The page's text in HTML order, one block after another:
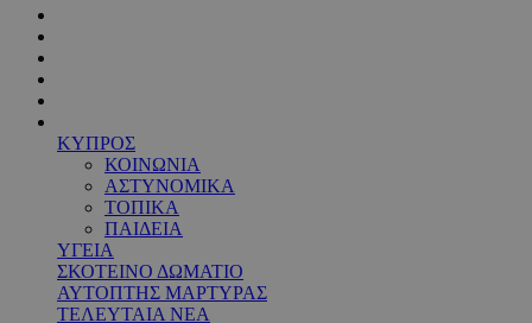
ΚΥΠΡΟΣ
ΚΟΙΝΩΝΙΑ
ΑΣΤΥΝΟΜΙΚΑ
ΤΟΠΙΚΑ
ΠΑΙΔΕΙΑ
ΥΓΕΙΑ
ΣΚΟΤΕΙΝΟ ΔΩΜΑΤΙΟ
ΑΥΤΟΠΤΗΣ ΜΑΡΤΥΡΑΣ
ΤΕΛΕΥΤΑΙΑ ΝΕΑ